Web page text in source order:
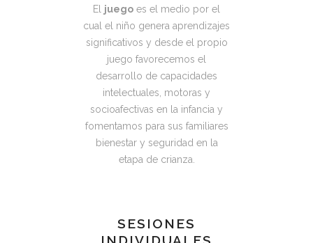
El juego es el medio por el
cual el niño genera aprendizajes
significativos y desde el propio
juego favorecemos el
desarrollo de capacidades
intelectuales, motoras y
socioafectivas en la infancia y
fomentamos para sus familiares
bienestar y seguridad en la
etapa de crianza.
SESIONES